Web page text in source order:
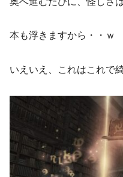
本も浮きますから・・ｗ
いえいえ、これはこれで